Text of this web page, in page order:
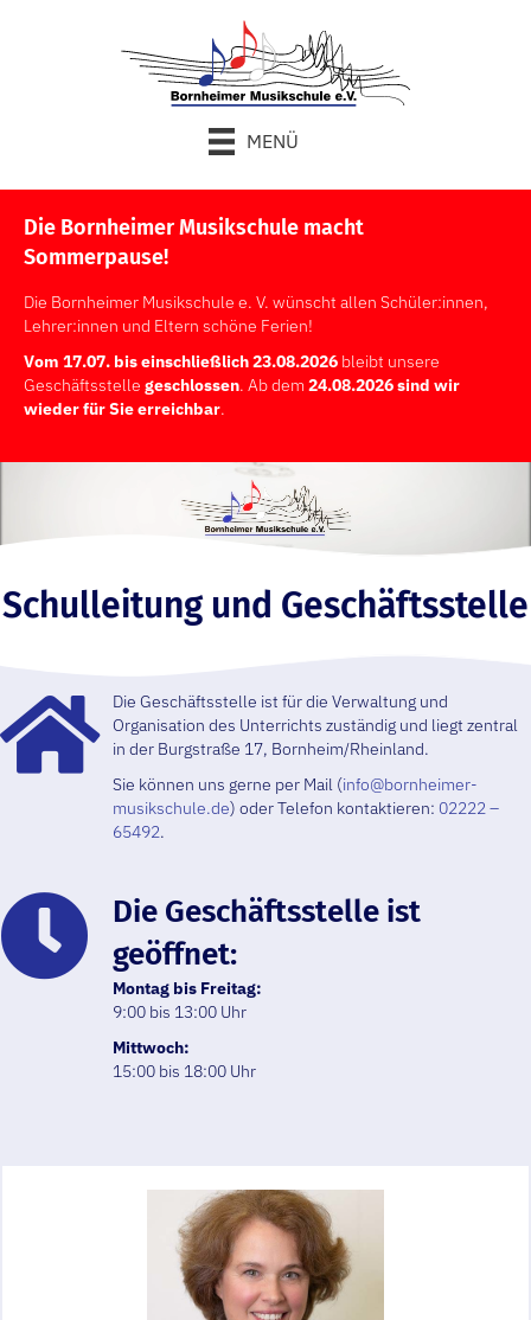
MENÜ
Die Bornheimer Musikschule macht
Sommerpause!
Die Bornheimer Musikschule e. V. wünscht allen Schüler:innen,
Lehrer:innen und Eltern schöne Ferien!
Vom 17.07. bis einschließlich 23.08.2026 bleibt unsere
Geschäftsstelle geschlossen. Ab dem 24.08.2026 sind wir
wieder für Sie erreichbar.
Schulleitung und Geschäftsstelle
Die Geschäftsstelle ist für die Verwaltung und
Organisation des Unterrichts zuständig und liegt zentral
in der Burgstraße 17, Bornheim/Rheinland.
Sie können uns gerne per Mail (info@bornheimer-
musikschule.de) oder Telefon kontaktieren: 02222 –
65492.
Die Geschäfts­stelle ist
geöffnet:
Montag bis Freitag:
9:00 bis 13:00 Uhr
Mittwoch:
15:00 bis 18:00 Uhr